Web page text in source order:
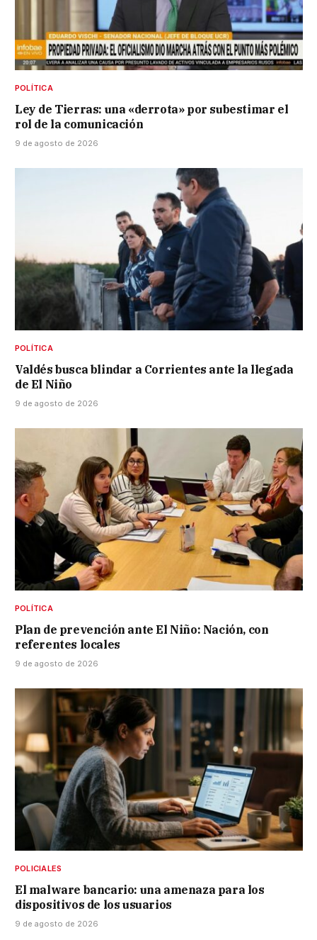
POLÍTICA
Ley de Tierras: una «derrota» por subestimar el
rol de la comunicación
9 de agosto de 2026
POLÍTICA
Valdés busca blindar a Corrientes ante la llegada
de El Niño
9 de agosto de 2026
POLÍTICA
Plan de prevención ante El Niño: Nación, con
referentes locales
9 de agosto de 2026
POLICIALES
El malware bancario: una amenaza para los
dispositivos de los usuarios
9 de agosto de 2026